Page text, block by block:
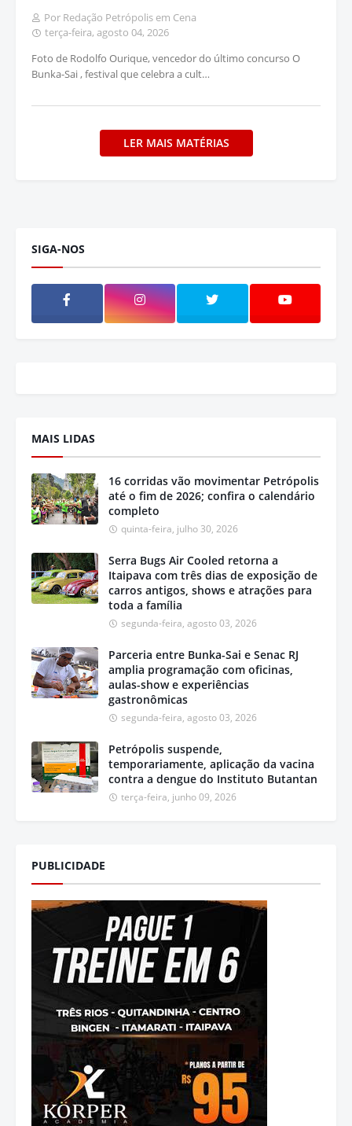
Por Redação Petrópolis em Cena
terça-feira, agosto 04, 2026
Foto de Rodolfo Ourique, vencedor do último concurso O
Bunka-Sai , festival que celebra a cult…
LER MAIS MATÉRIAS
SIGA-NOS
MAIS LIDAS
16 corridas vão movimentar Petrópolis
até o fim de 2026; confira o calendário
completo
quinta-feira, julho 30, 2026
Serra Bugs Air Cooled retorna a
Itaipava com três dias de exposição de
carros antigos, shows e atrações para
toda a família
segunda-feira, agosto 03, 2026
Parceria entre Bunka-Sai e Senac RJ
amplia programação com oficinas,
aulas-show e experiências
gastronômicas
segunda-feira, agosto 03, 2026
Petrópolis suspende,
temporariamente, aplicação da vacina
contra a dengue do Instituto Butantan
terça-feira, junho 09, 2026
PUBLICIDADE